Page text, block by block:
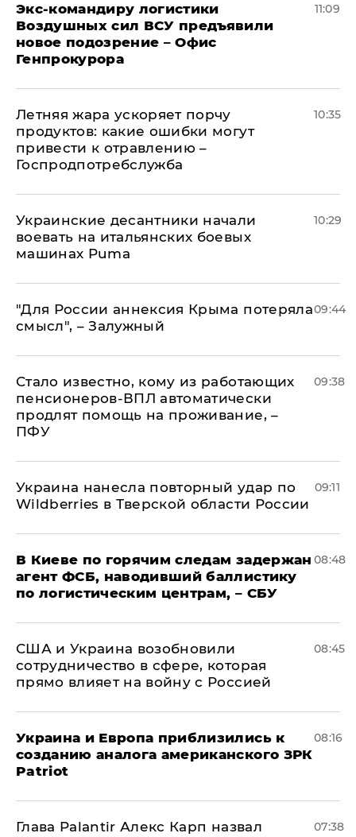
Экс-командиру логистики
Воздушных сил ВСУ предъявили
новое подозрение – Офис
Генпрокурора
11:09
Летняя жара ускоряет порчу
продуктов: какие ошибки могут
привести к отравлению –
Госпродпотребслужба
10:35
Украинские десантники начали
воевать на итальянских боевых
машинах Puma
10:29
"Для России аннексия Крыма потеряла
смысл", – Залужный
09:44
Стало известно, кому из работающих
пенсионеров-ВПЛ автоматически
продлят помощь на проживание, –
ПФУ
09:38
Украина нанесла повторный удар по
Wildberries в Тверской области России
09:11
В Киеве по горячим следам задержан
агент ФСБ, наводивший баллистику
по логистическим центрам, – СБУ
08:48
США и Украина возобновили
сотрудничество в сфере, которая
прямо влияет на войну с Россией
08:45
Украина и Европа приблизились к
созданию аналога американского ЗРК
Patriot
08:16
Глава Palantir Алекс Карп назвал
07:38